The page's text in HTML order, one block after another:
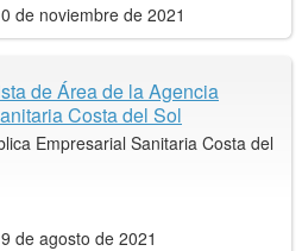
de noviembre de 2021
de Área de la Agencia
Costa del Sol
Empresarial Sanitaria Costa del
de agosto de 2021